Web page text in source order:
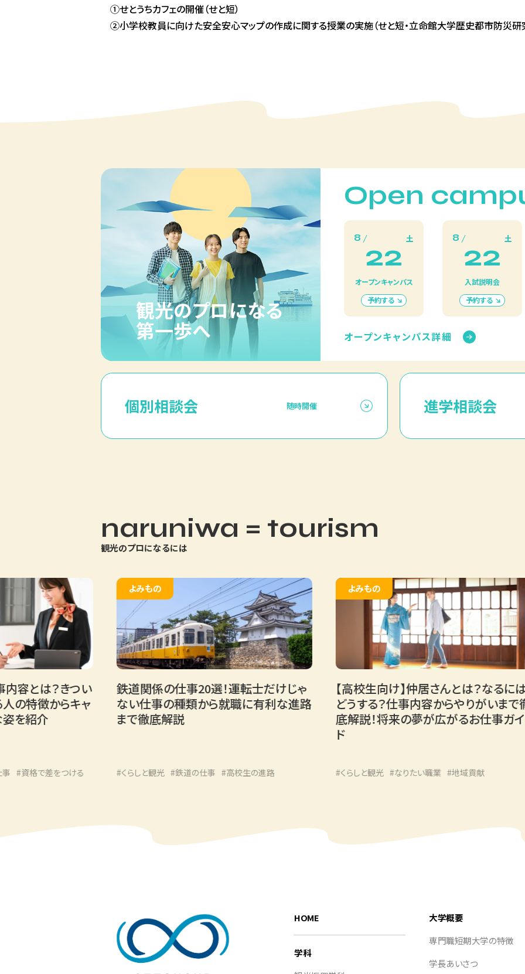
①せとうちカフェの開催（せと短）
②小学校教員に向けた安全安心マップの作成に関する授業の実施（せと短・立命館大学歴史都市防災研
観光のプロになる
第一歩へ
Open
8 土
22
オープンキャンパス
予約する
8 土
22
入試説明会
予約する
オープンキャンパス詳細
個別相談会 随時開催 進学相談会
naruniwa = tourism
観光のプロになるには
は？きつい
徴からキャ
介
で差をつける
よみもの
鉄道関係の仕事20選！運転士だけじゃ
ない仕事の種類から就職に有利な進路
まで徹底解説
#くらしと観光 #鉄道の仕事 #高校生の進路
よみもの
【高校生向け】仲居さんとは？なるには
どうする？仕事内容からやりがいまで徹
底解説！将来の夢が広がるお仕事ガイ
#くらしと観光 #なりたい職業 #地域貢献
HOME
学科
大学概要
専門職短期大学の特徴
学長あいさつ